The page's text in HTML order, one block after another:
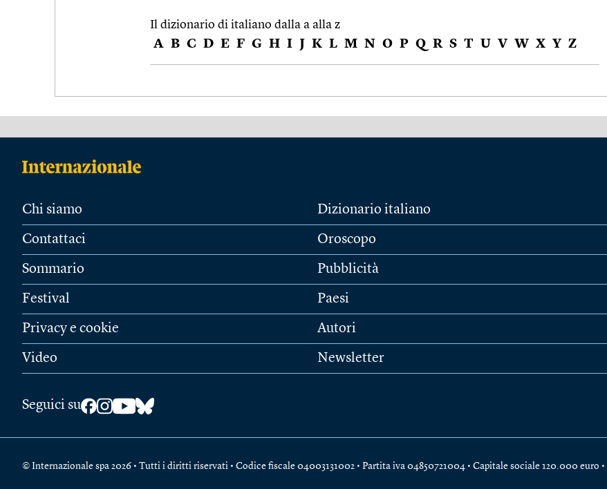
Il dizionario di italiano dalla a alla z
A B C D E F G H I J K L M N O P Q R S T U V W X Y Z
Chi siamo
Contattaci
Sommario
Festival
Privacy e cookie
Video
Dizionario italiano
Oroscopo
Pubblicità
Paesi
Autori
Newsletter
Seguici su
© Internazionale spa 2026 • Tutti i diritti riservati • Codice fiscale 04003131002 • Partita iva 04850721004 • Capitale sociale 120.000 euro •